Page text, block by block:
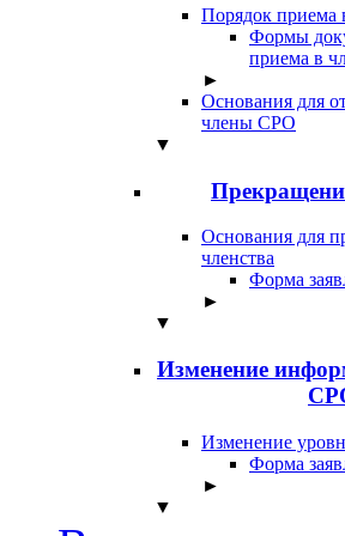
Порядок
Формы
приема в
►
Основания для
члены СРО
▼
Основания для
членства
Форма
►
▼
Изменение
Изменение
Форма
►
▼